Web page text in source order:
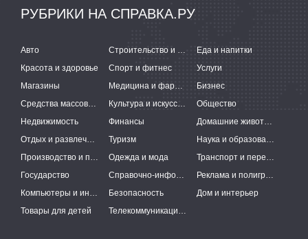
РУБРИКИ НА СПРАВКА.РУ
Авто Строительство и ремонт
Еда и напитки
Красота и здоровье
Спорт и фитнес
Услуги
Магазины
Медицина и фармацевтика
Бизнес
Средства массовой информации
Культура и искусство
Общество
Недвижимость
Финансы
Домашние животные
Отдых и развлечения
Туризм
Наука и образование
Производство и поставки
Одежда и мода
Транспорт и перевозки
Государство
Справочно-информационные системы
Реклама и полиграфия
Компьютеры и интернет
Безопасность
Дом и интерьер
Товары для детей
Телекоммуникации и связь